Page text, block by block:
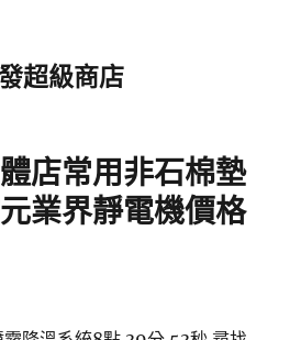
超級商店
店常用非石棉墊
業界靜電機價格